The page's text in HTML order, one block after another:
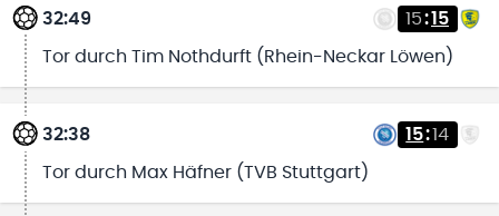
32:49 15:15
Tor durch Tim Nothdurft (Rhein-Neckar Löwen)
32:38 15:14
Tor durch Max Häfner (TVB Stuttgart)